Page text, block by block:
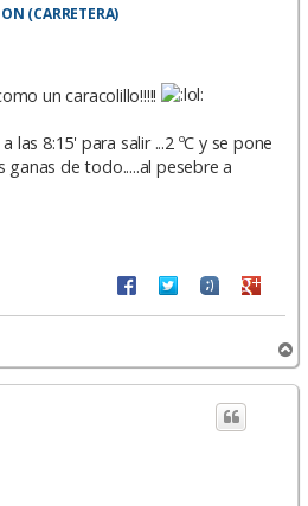
(CARRETERA)
un caracolillo!!!!!
las 8:15' para salir ...2 ºC y se pone
ganas de todo.....al pesebre a
r
r